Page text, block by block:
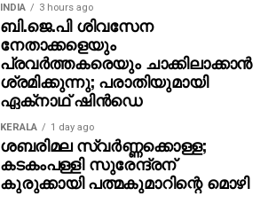
INDIA 3 hours ago
ബി.ജെ.പി ശിവസേന
നേതാക്കളെയും
പ്രവര്‍ത്തകരെയും ചാക്കിലാക്കാന്‍
ശ്രമിക്കുന്നു; പരാതിയുമായി
ഏക്‌നാഥ് ഷിന്‍ഡെ
KERALA 1 day ago
ശബരിമല സ്വര്‍ണ്ണക്കൊള്ള;
കടകംപള്ളി സുരേന്ദ്രന്
കുരുക്കായി പത്മകുമാറിന്റെ മൊഴി